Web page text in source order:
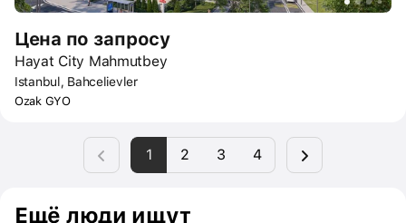
Цена по запросу
Hayat City Mahmutbey
Istanbul, Bahcelievler
Ozak GYO
1 2 3 4
Ещё люди ищут